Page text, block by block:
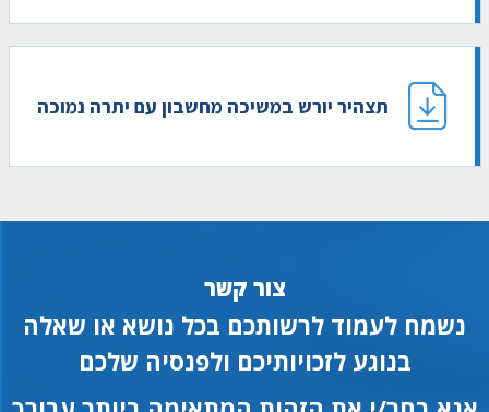
תצהיר יורש במשיכה מחשבון עם יתרה נמוכה
צור קשר
נשמח לעמוד לרשותכם בכל נושא או שאלה
בנוגע לזכויותיכם ולפנסיה שלכם